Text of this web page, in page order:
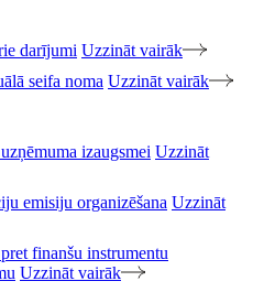
darījumi Uzzināt vairāk
seifa noma Uzzināt vairāk
izaugsmei Uzzināt
emisiju organizēšana Uzzināt
finanšu instrumentu
Uzzināt vairāk